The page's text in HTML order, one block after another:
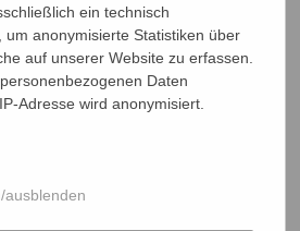
Suppenfest 2026
ein technisch
um anonymisierte Statistiken über
auf unserer Website zu erfassen.
Daten
Adresse wird anonymisiert.
ausblenden